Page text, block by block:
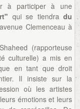
à participer à une
qui se tiendra du
Clemenceau à
(rapporteuse
culturelle) a mis en
en tant que droit
Il insiste sur la
où les artistes
émotions et leurs